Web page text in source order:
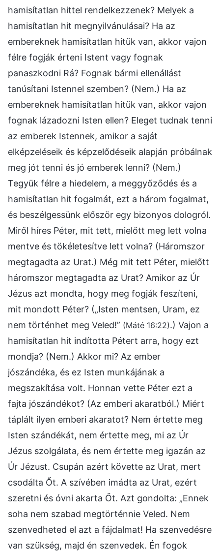
hamisítatlan hittel rendelkezzenek? Melyek a
hamisítatlan hit megnyilvánulásai? Ha az
embereknek hamisítatlan hitük van, akkor vajon
félre fogják érteni Istent vagy fognak
panaszkodni Rá? Fognak bármi ellenállást
tanúsítani Istennel szemben? (Nem.) Ha az
embereknek hamisítatlan hitük van, akkor vajon
fognak lázadozni Isten ellen? Eleget tudnak tenni
az emberek Istennek, amikor a saját
elképzeléseik és képzelődéseik alapján próbálnak
meg jót tenni és jó emberek lenni? (Nem.)
Tegyük félre a hiedelem, a meggyőződés és a
hamisítatlan hit fogalmát, ezt a három fogalmat,
és beszélgessünk először egy bizonyos dologról.
Miről híres Péter, mit tett, mielőtt meg lett volna
mentve és tökéletesítve lett volna? (Háromszor
megtagadta az Urat.) Még mit tett Péter, mielőtt
háromszor megtagadta az Urat? Amikor az Úr
Jézus azt mondta, hogy meg fogják feszíteni,
mit mondott Péter? („Isten mentsen, Uram, ez
nem történhet meg Veled!” (Máté 16:22).) Vajon a
hamisítatlan hit indította Pétert arra, hogy ezt
mondja? (Nem.) Akkor mi? Az ember
jószándéka, és ez Isten munkájának a
megszakítása volt. Honnan vette Péter ezt a
fajta jószándékot? (Az emberi akaratból.) Miért
táplált ilyen emberi akaratot? Nem értette meg
Isten szándékát, nem értette meg, mi az Úr
Jézus szolgálata, és nem értette meg igazán az
Úr Jézust. Csupán azért követte az Urat, mert
csodálta Őt. A szívében imádta az Urat, ezért
szeretni és óvni akarta Őt. Azt gondolta: „Ennek
soha nem szabad megtörténnie Veled. Nem
szenvedheted el azt a fájdalmat! Ha szenvedésre
van szükség, majd én szenvedek. Én fogok